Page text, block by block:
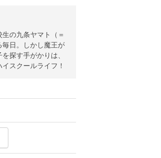
の九条ヤマト（＝
日。しかし魔王が
探す手がかりは、
スクールライフ！